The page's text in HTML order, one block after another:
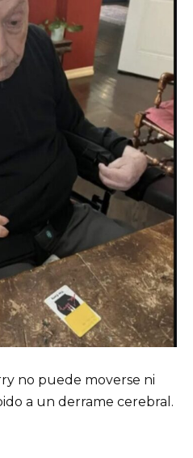
no puede moverse ni
a un derrame cerebral.